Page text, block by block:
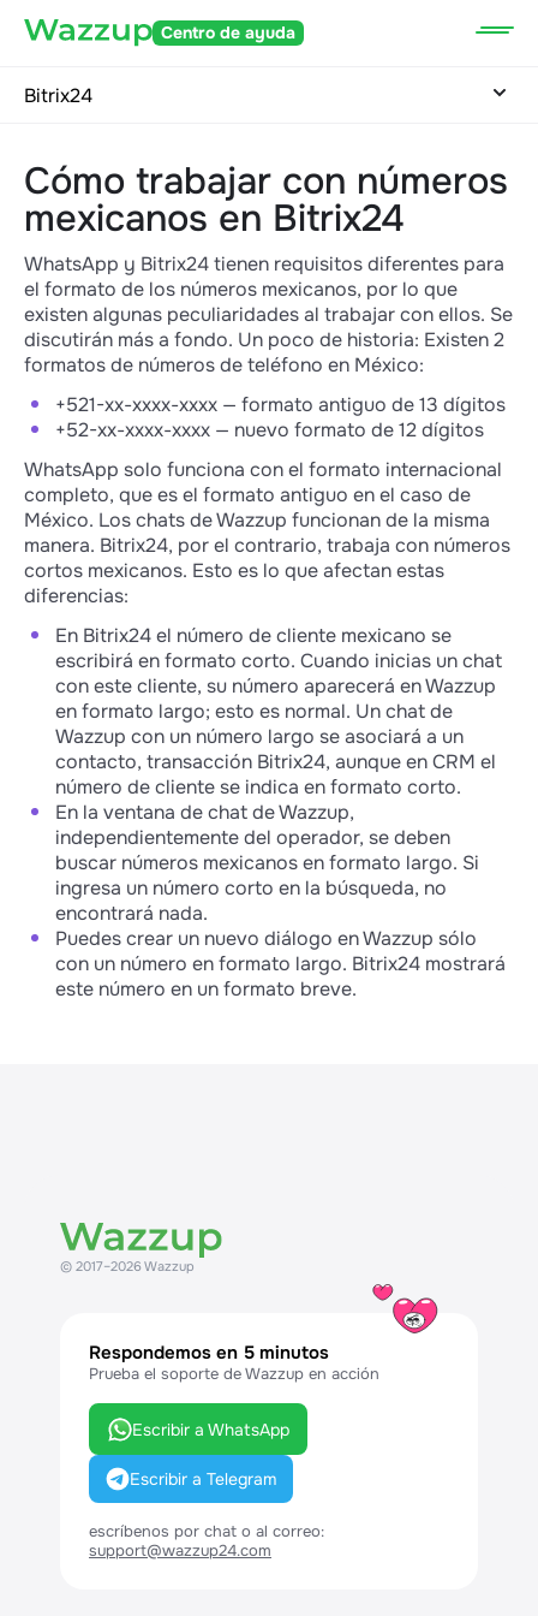
Centro de ayuda
Bitrix24
Cómo trabajar con números
mexicanos en Bitrix24
WhatsApp y Bitrix24 tienen requisitos diferentes para
el formato de los números mexicanos, por lo que
existen algunas peculiaridades al trabajar con ellos. Se
discutirán más a fondo. Un poco de historia: Existen 2
formatos de números de teléfono en México:
+521-xx-xxxx-xxxx — formato antiguo de 13 dígitos
+52-xx-xxxx-xxxx — nuevo formato de 12 dígitos
WhatsApp solo funciona con el formato internacional
completo, que es el formato antiguo en el caso de
México. Los chats de Wazzup funcionan de la misma
manera. Bitrix24, por el contrario, trabaja con números
cortos mexicanos. Esto es lo que afectan estas
diferencias:
En Bitrix24 el número de cliente mexicano se
escribirá en formato corto. Cuando inicias un chat
con este cliente, su número aparecerá en Wazzup
en formato largo; esto es normal. Un chat de
Wazzup con un número largo se asociará a un
contacto, transacción Bitrix24, aunque en CRM el
número de cliente se indica en formato corto.
En la ventana de chat de Wazzup,
independientemente del operador, se deben
buscar números mexicanos en formato largo. Si
ingresa un número corto en la búsqueda, no
encontrará nada.
Puedes crear un nuevo diálogo en Wazzup sólo
con un número en formato largo. Bitrix24 mostrará
este número en un formato breve.
© 2017–2026 Wazzup
Respondemos en 5 minutos
Prueba el soporte de Wazzup en acción
Escribir a WhatsApp
Escribir a Telegram
escríbenos por chat o al correo:
support@wazzup24.com